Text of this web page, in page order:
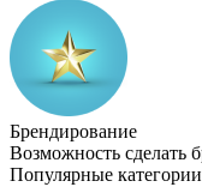
Брендирование
Возможность сделать
Популярные категории